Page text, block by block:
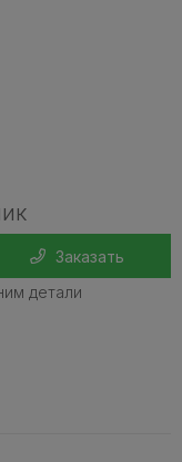
Заказать
детали